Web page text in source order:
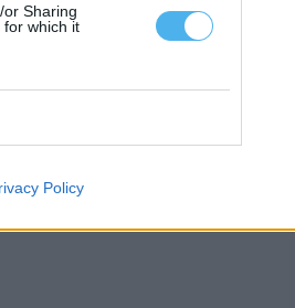
Sharing
which it
Policy
INATEL
a história
longo de nove